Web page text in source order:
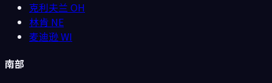
克利夫兰 OH
林肯 NE
麦迪逊WI
南部